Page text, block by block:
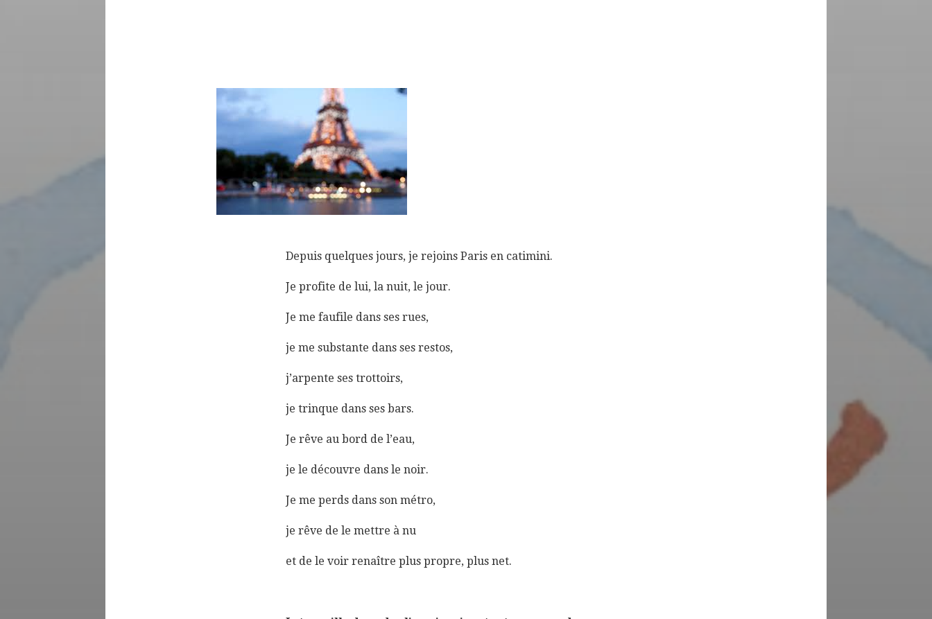
Depuis quelques jours, je rejoins Paris en catimini.
Je profite de lui, la nuit, le jour.
Je me faufile dans ses rues,
je me substante dans ses restos,
j’arpente ses trottoirs,
je trinque dans ses bars.
Je rêve au bord de l’eau,
je le découvre dans le noir.
Je me perds dans son métro,
je rêve de le mettre à nu
et de le voir renaître plus propre, plus net.